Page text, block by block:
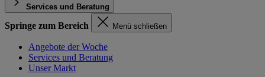
Services und Beratung
Springe zum Bereich Menü schließen
Angebote der Woche
Services und Beratung
Unser Markt